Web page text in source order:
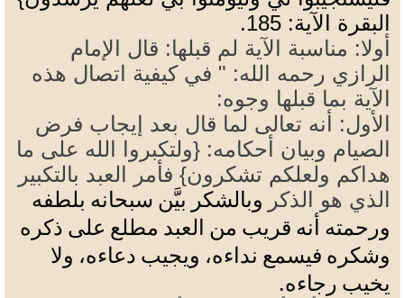
البقرة الآية: 185
.
أولا: مناسبة الآية لم قبلها: قال الإمام
الرازي رحمه الله: " في كيفية اتصال هذه
الآية بما قبلها وجوه:
الأول: أنه تعالى لما قال بعد إيجاب فرض
الصيام وبيان أحكامه: {ولتكبروا الله على ما
هداكم ولعلكم تشكرون} فأمر العبد بالتكبير
الذي هو الذكر وبالشكر بيَّن سبحانه بلطفه
ورحمته أنه قريب من العبد مطلع على ذكره
وشكره فيسمع نداءه، ويجيب دعاءه، ولا
يخيب رجاءه.